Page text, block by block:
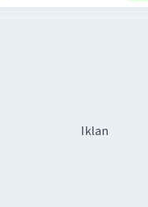
Iklan